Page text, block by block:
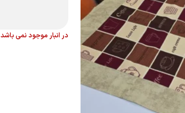
در انبار موجود نمی باشد